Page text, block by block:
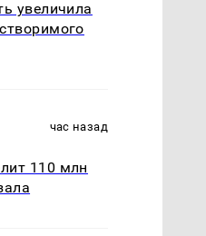
увеличила
час назад
110 млн